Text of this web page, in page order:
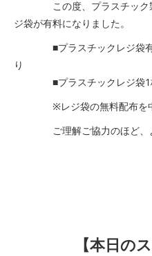
この度、プラスチック製
ジ袋が有料になりました。
■プラスチックレジ袋有料
り
■プラスチックレジ袋1枚5
※レジ袋の無料配布を中
ご理解ご協力のほど、よ
【本日のスマ